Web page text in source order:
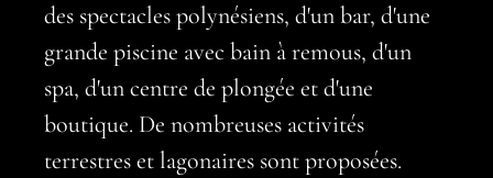
des spectacles polynésiens, d'un bar, d'une
grande piscine avec bain à remous, d'un
spa, d'un centre de plongée et d'une
boutique. De nombreuses activités
terrestres et lagonaires sont proposées.